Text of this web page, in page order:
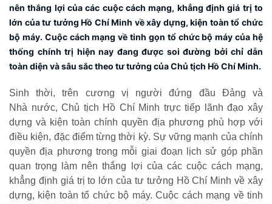
nên thắng lợi của các cuộc cách mạng, khẳng định giá trị to
lớn của tư tưởng Hồ Chí Minh về xây dựng, kiện toàn tổ chức
bộ máy. Cuộc cách mạng về tinh gọn tổ chức bộ máy của hệ
thống chính trị hiện nay đang được soi đường bởi chỉ dẫn
toàn diện và sâu sắc theo tư tưởng của Chủ tịch Hồ Chí Minh.
Sinh thời, trên cương vị người đứng đầu Đảng và
Nhà nước, Chủ tịch Hồ Chí Minh trực tiếp lãnh đạo xây
dựng và kiện toàn chính quyền địa phương phù hợp với
điều kiện, đặc điểm từng thời kỳ. Sự vững mạnh của chính
quyền địa phương trong mỗi giai đoạn lịch sử góp phần
quan trọng làm nên thắng lợi của các cuộc cách mạng,
khẳng định giá trị to lớn của tư tưởng Hồ Chí Minh về xây
dựng, kiện toàn tổ chức bộ máy. Cuộc cách mạng về tinh